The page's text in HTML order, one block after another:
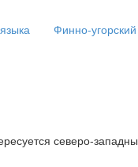
Финно-
северо-